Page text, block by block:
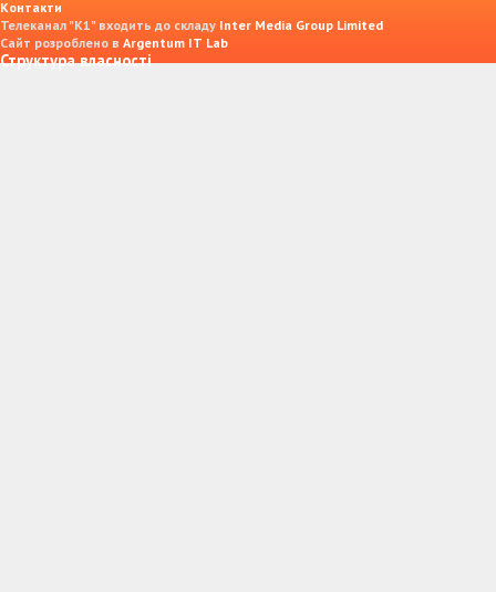
Контакти
Телеканал "К1" входить до складу Inter Media Group Limited
Сайт розроблено в Argentum IT Lab
Структура власності